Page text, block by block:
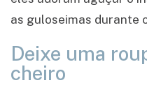
as guloseimas durante
Deixe uma
cheiro